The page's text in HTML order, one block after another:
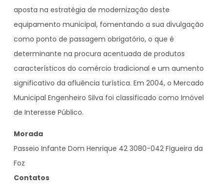
aposta na estratégia de modernização deste
equipamento municipal, fomentando a sua divulgação
como ponto de passagem obrigatório, o que é
determinante na procura acentuada de produtos
característicos do comércio tradicional e um aumento
significativo da afluência turística. Em 2004, o Mercado
Municipal Engenheiro Silva foi classificado como Imóvel
de Interesse Público.
Morada
Passeio Infante Dom Henrique 42 3080-042 Figueira da
Foz
Contatos